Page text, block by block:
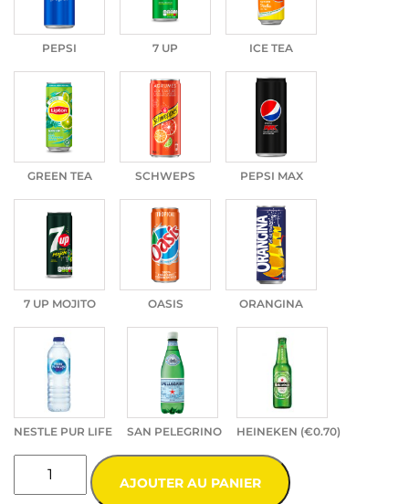
PEPSI 7 UP ICE TEA
GREEN TEA SCHWEPS PEPSI MAX
7 UP MOJITO OASIS ORANGINA
NESTLE PUR LIFE SAN PELEGRINO HEINEKEN (€0.70)
AJOUTER AU PANIER